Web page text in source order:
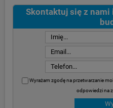
Skontaktuj się z
Wyrażam zgodę na przetwarzanie
odpowiedzi na